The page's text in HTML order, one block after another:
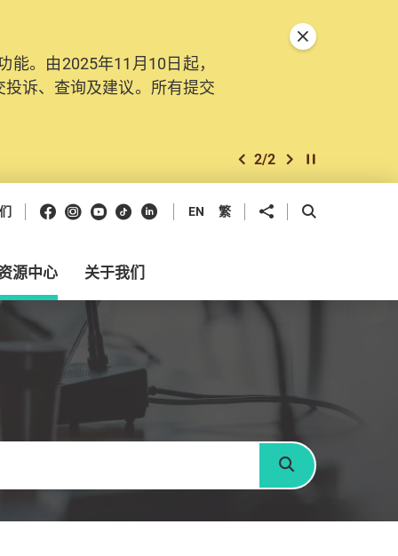
。由2025年11月10日起，
诉、查询及建议。所有提交
上一个
2/2 下一个开始/暂停幻灯
关闭特別通告
Facebook
Instagram
Youtube
抖音领英 EN 繁 分享到 开启搜寻框
源中心 关于我们
搜寻